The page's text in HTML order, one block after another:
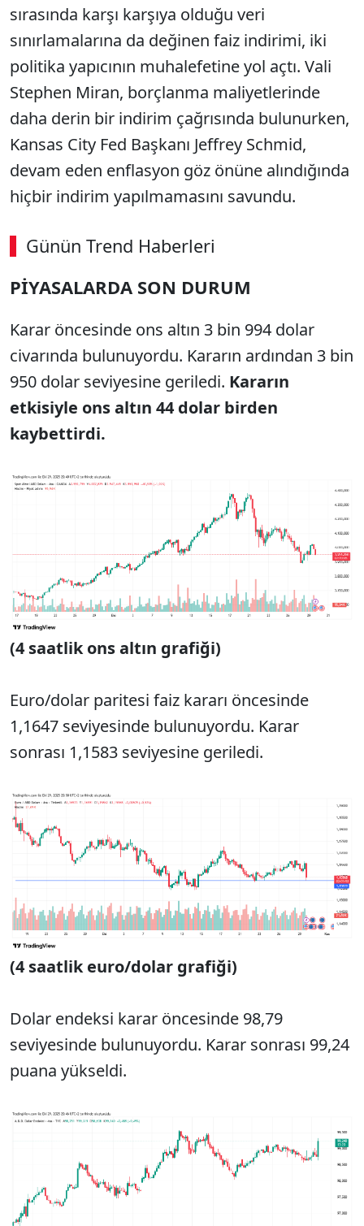
sırasında karşı karşıya olduğu veri
sınırlamalarına da değinen faiz indirimi, iki
politika yapıcının muhalefetine yol açtı. Vali
Stephen Miran, borçlanma maliyetlerinde
daha derin bir indirim çağrısında bulunurken,
Kansas City Fed Başkanı Jeffrey Schmid,
devam eden enflasyon göz önüne alındığında
hiçbir indirim yapılmamasını savundu.
Günün Trend Haberleri
SÖZCÜ SON DAKİKA
PİYASALARDA SON DURUM
Karar öncesinde ons altın 3 bin 994 dolar
civarında bulunuyordu. Kararın ardından 3 bin
950 dolar seviyesine geriledi. Kararın
etkisiyle ons altın 44 dolar birden
kaybettirdi.
(4 saatlik ons altın grafiği)
Euro/dolar paritesi faiz kararı öncesinde
1,1647 seviyesinde bulunuyordu. Karar
sonrası 1,1583 seviyesine geriledi.
(4 saatlik euro/dolar grafiği)
Dolar endeksi karar öncesinde 98,79
seviyesinde bulunuyordu. Karar sonrası 99,24
puana yükseldi.